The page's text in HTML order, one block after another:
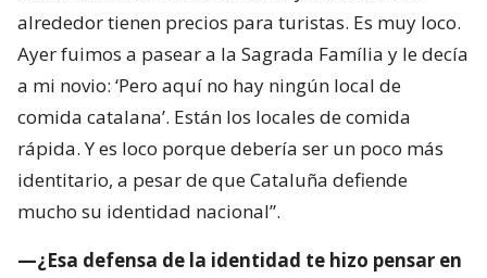
alrededor tienen precios para turistas. Es muy loco.
Ayer fuimos a pasear a la Sagrada Família y le decía
a mi novio: ‘Pero aquí no hay ningún local de
comida catalana’. Están los locales de comida
rápida. Y es loco porque debería ser un poco más
identitario, a pesar de que Cataluña defiende
mucho su identidad nacional”.
—¿Esa defensa de la identidad te hizo pensar en